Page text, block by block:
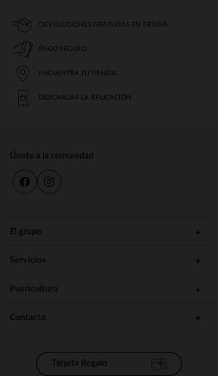
DEVOLUCIONES GRATUITAS EN TIENDA
PAGO SEGURO
ENCUENTRA TU TIENDA
DESCARGAR LA APLICACIÓN
Únete a la comunidad
El grupo
Servicios
Puericultura
Contacto
Tarjeta Regalo